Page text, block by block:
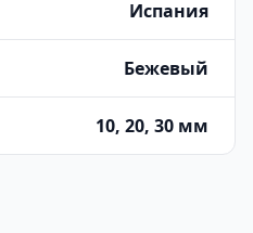
Испания
Бежевый
10, 20, 30 мм